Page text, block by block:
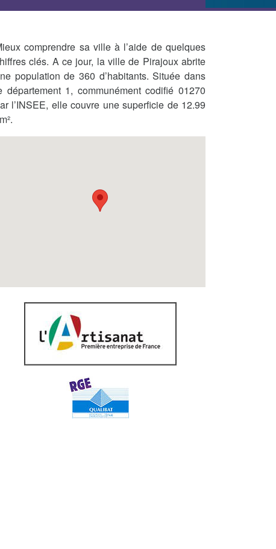
comprendre sa ville à l’aide de quelques
clés. A ce jour, la ville de Pirajoux abrite
population de 360 d’habitants. Située dans
département 1, communément codifié 01270
l’INSEE, elle couvre une superficie de 12.99